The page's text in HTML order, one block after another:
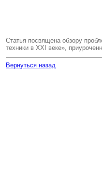
Статья посвящена обзору
техники в XXI веке»,
Вернуться назад